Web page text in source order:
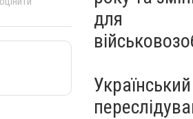
для